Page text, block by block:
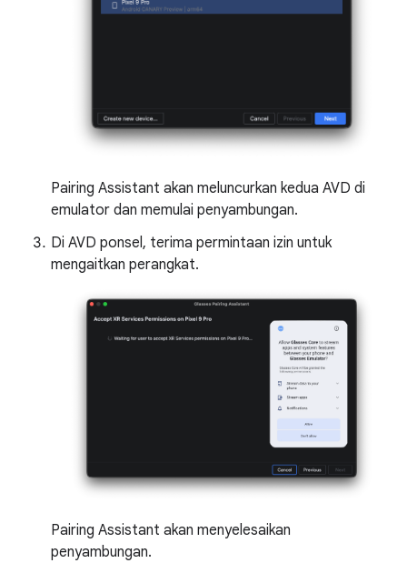
Pairing Assistant akan meluncurkan kedua AVD di
emulator dan memulai penyambungan.
Di AVD ponsel, terima permintaan izin untuk
mengaitkan perangkat.
Pairing Assistant akan menyelesaikan
penyambungan.